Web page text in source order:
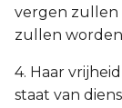
vergen zullen
zullen
4. Haar
staat van